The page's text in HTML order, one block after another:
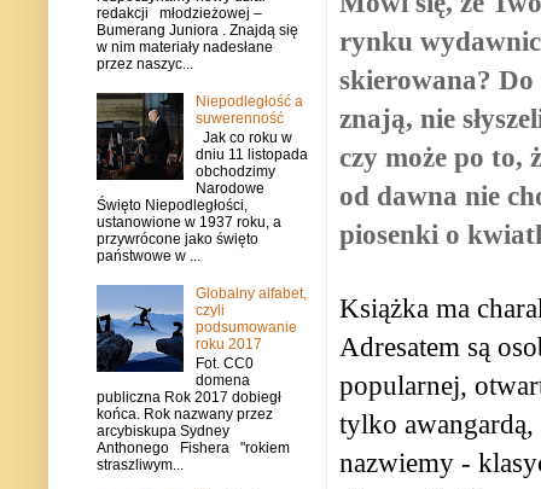
rynku
skierowana?
znają, nie
czy może po to,
od dawna nie
piosenki o
Książka ma
Adresatem są
popularnej,
tylko
nazwiemy -
redakcji młodzieżowej –
Bumerang Juniora . Znajdą się
w nim materiały nadesłane
przez naszyc...
Niepodległość a
suwerenność
Jak co roku w
dniu 11 listopada
obchodzimy
Narodowe
Święto Niepodległości,
ustanowione w 1937 roku, a
przywrócone jako święto
państwowe w ...
Globalny alfabet,
czyli
podsumowanie
roku 2017
Fot. CC0
domena
publiczna Rok 2017 dobiegł
końca. Rok nazwany przez
arcybiskupa Sydney
Anthonego Fishera "rokiem
straszliwym...